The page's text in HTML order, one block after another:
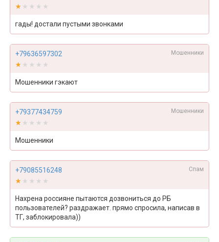
★★★★★
★★★★★
гады! достали пустыми звонками
+79636597302 Мошенники
★★★★★
★★★★★
Мошенники гэкают
+79377434759 Мошенники
★★★★★
★★★★★
Мошенники
+79085516248 Спам
★★★★★
★★★★★
Нахрена россияне пытаются дозвониться до РБ
пользователей? раздражает. прямо спросила, написав в
ТГ, заблокировала))